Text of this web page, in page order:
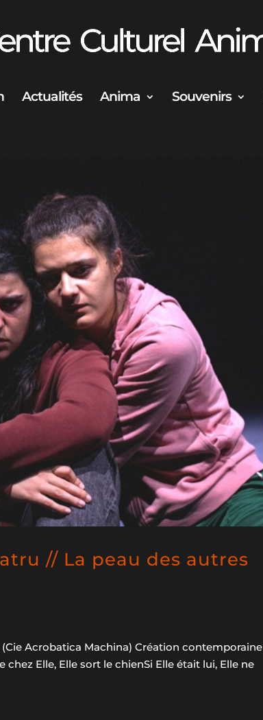
Actualités Anima Souvenirs
// La peau des autres
Acrobatica Machina) Création contemporaine
chez Elle, Elle sort le chienSi Elle était lui, Elle ne